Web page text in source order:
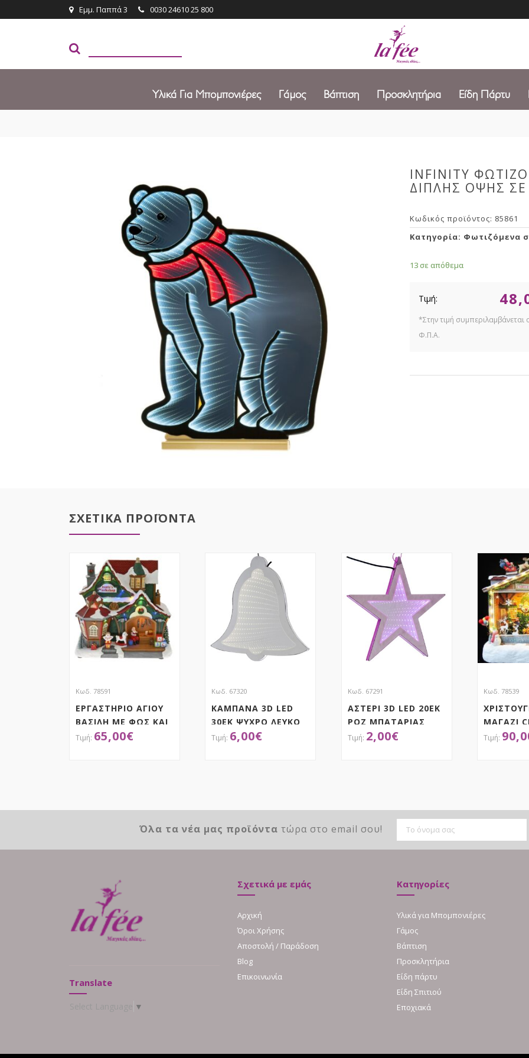
Εμμ. Παππά 3 0030 24610 25 800
Υλικά Για Μπομπονιέρες Γάμος Βάπτιση Προσκλητήρια Είδη Πάρτυ
INFINITY
ΔΙΠΛΗΣ ΟΨΗΣ ΣΕ
Κωδικός προϊόντος: 85861
Κατηγορία: Φωτιζόμενα
13 σε απόθεμα
ΣΧΕΤΙΚΑ ΠΡΟΪΟΝΤΑ
Κωδ. 78591
ΕΡΓΑΣΤΗΡΙΟ ΑΓΙΟΥ
ΒΑΣΙΛΗ ΜΕ ΦΩΣ ΚΑΙ
ΜΟΥΣΙΚΗ
65,00€
Κωδ. 67320
ΚΑΜΠΑΝΑ 3D LED
30ΕΚ ΨΥΧΡΟ ΛΕΥΚΟ
ΡΕΥΜΑ6,00€
Κωδ. 67291
ΑΣΤΕΡΙ 3D LED 20ΕΚ
ΡΟΖ ΜΠΑΤΑΡΙΑΣ
2,00€
Κωδ. 78539
ΜΑΓΑΖΙ
MARKET
Όλα τα νέα μας προϊόντα τώρα στο email σου!
Translate
▼
Σχετικά με εμάς
Αρχική
Όροι Χρήσης
Αποστολή / Παράδοση
Blog
Επικοινωνία
Κατηγορίες
Υλικά για Μπομπονιέρες
Γάμος
Βάπτιση
Προσκλητήρια
Είδη πάρτυ
Είδη Σπιτιού
Εποχιακά